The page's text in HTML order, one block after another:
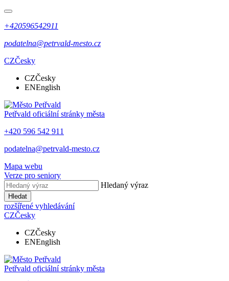
+420596542911
podatelna@petrvald-mesto.cz
CZČesky
CZČesky
ENEnglish
Petřvald oficiální stránky města
+420 596 542 911
podatelna@petrvald-mesto.cz
Mapa webu
Verze pro seniory
Hledaný výraz
Hledat
rozšířené vyhledávání
CZČesky
CZČesky
ENEnglish
Petřvald oficiální stránky města